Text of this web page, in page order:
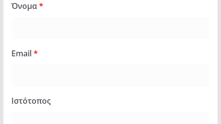
Όνομα*
Email*
Ιστότοπος